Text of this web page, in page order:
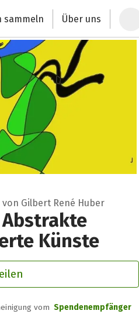
sammeln Über uns
Gilbert René Huber
Künste
vom Spendenempfänger